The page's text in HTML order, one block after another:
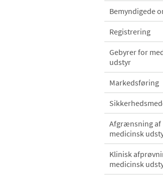
Bemyndigede
Registrering
Gebyrer for
udstyr
Markedsføring
Afgrænsning af
medicinsk
Klinisk
medicinsk